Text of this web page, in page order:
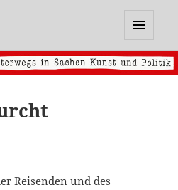
UND
WIDGETS
Reisenden und des